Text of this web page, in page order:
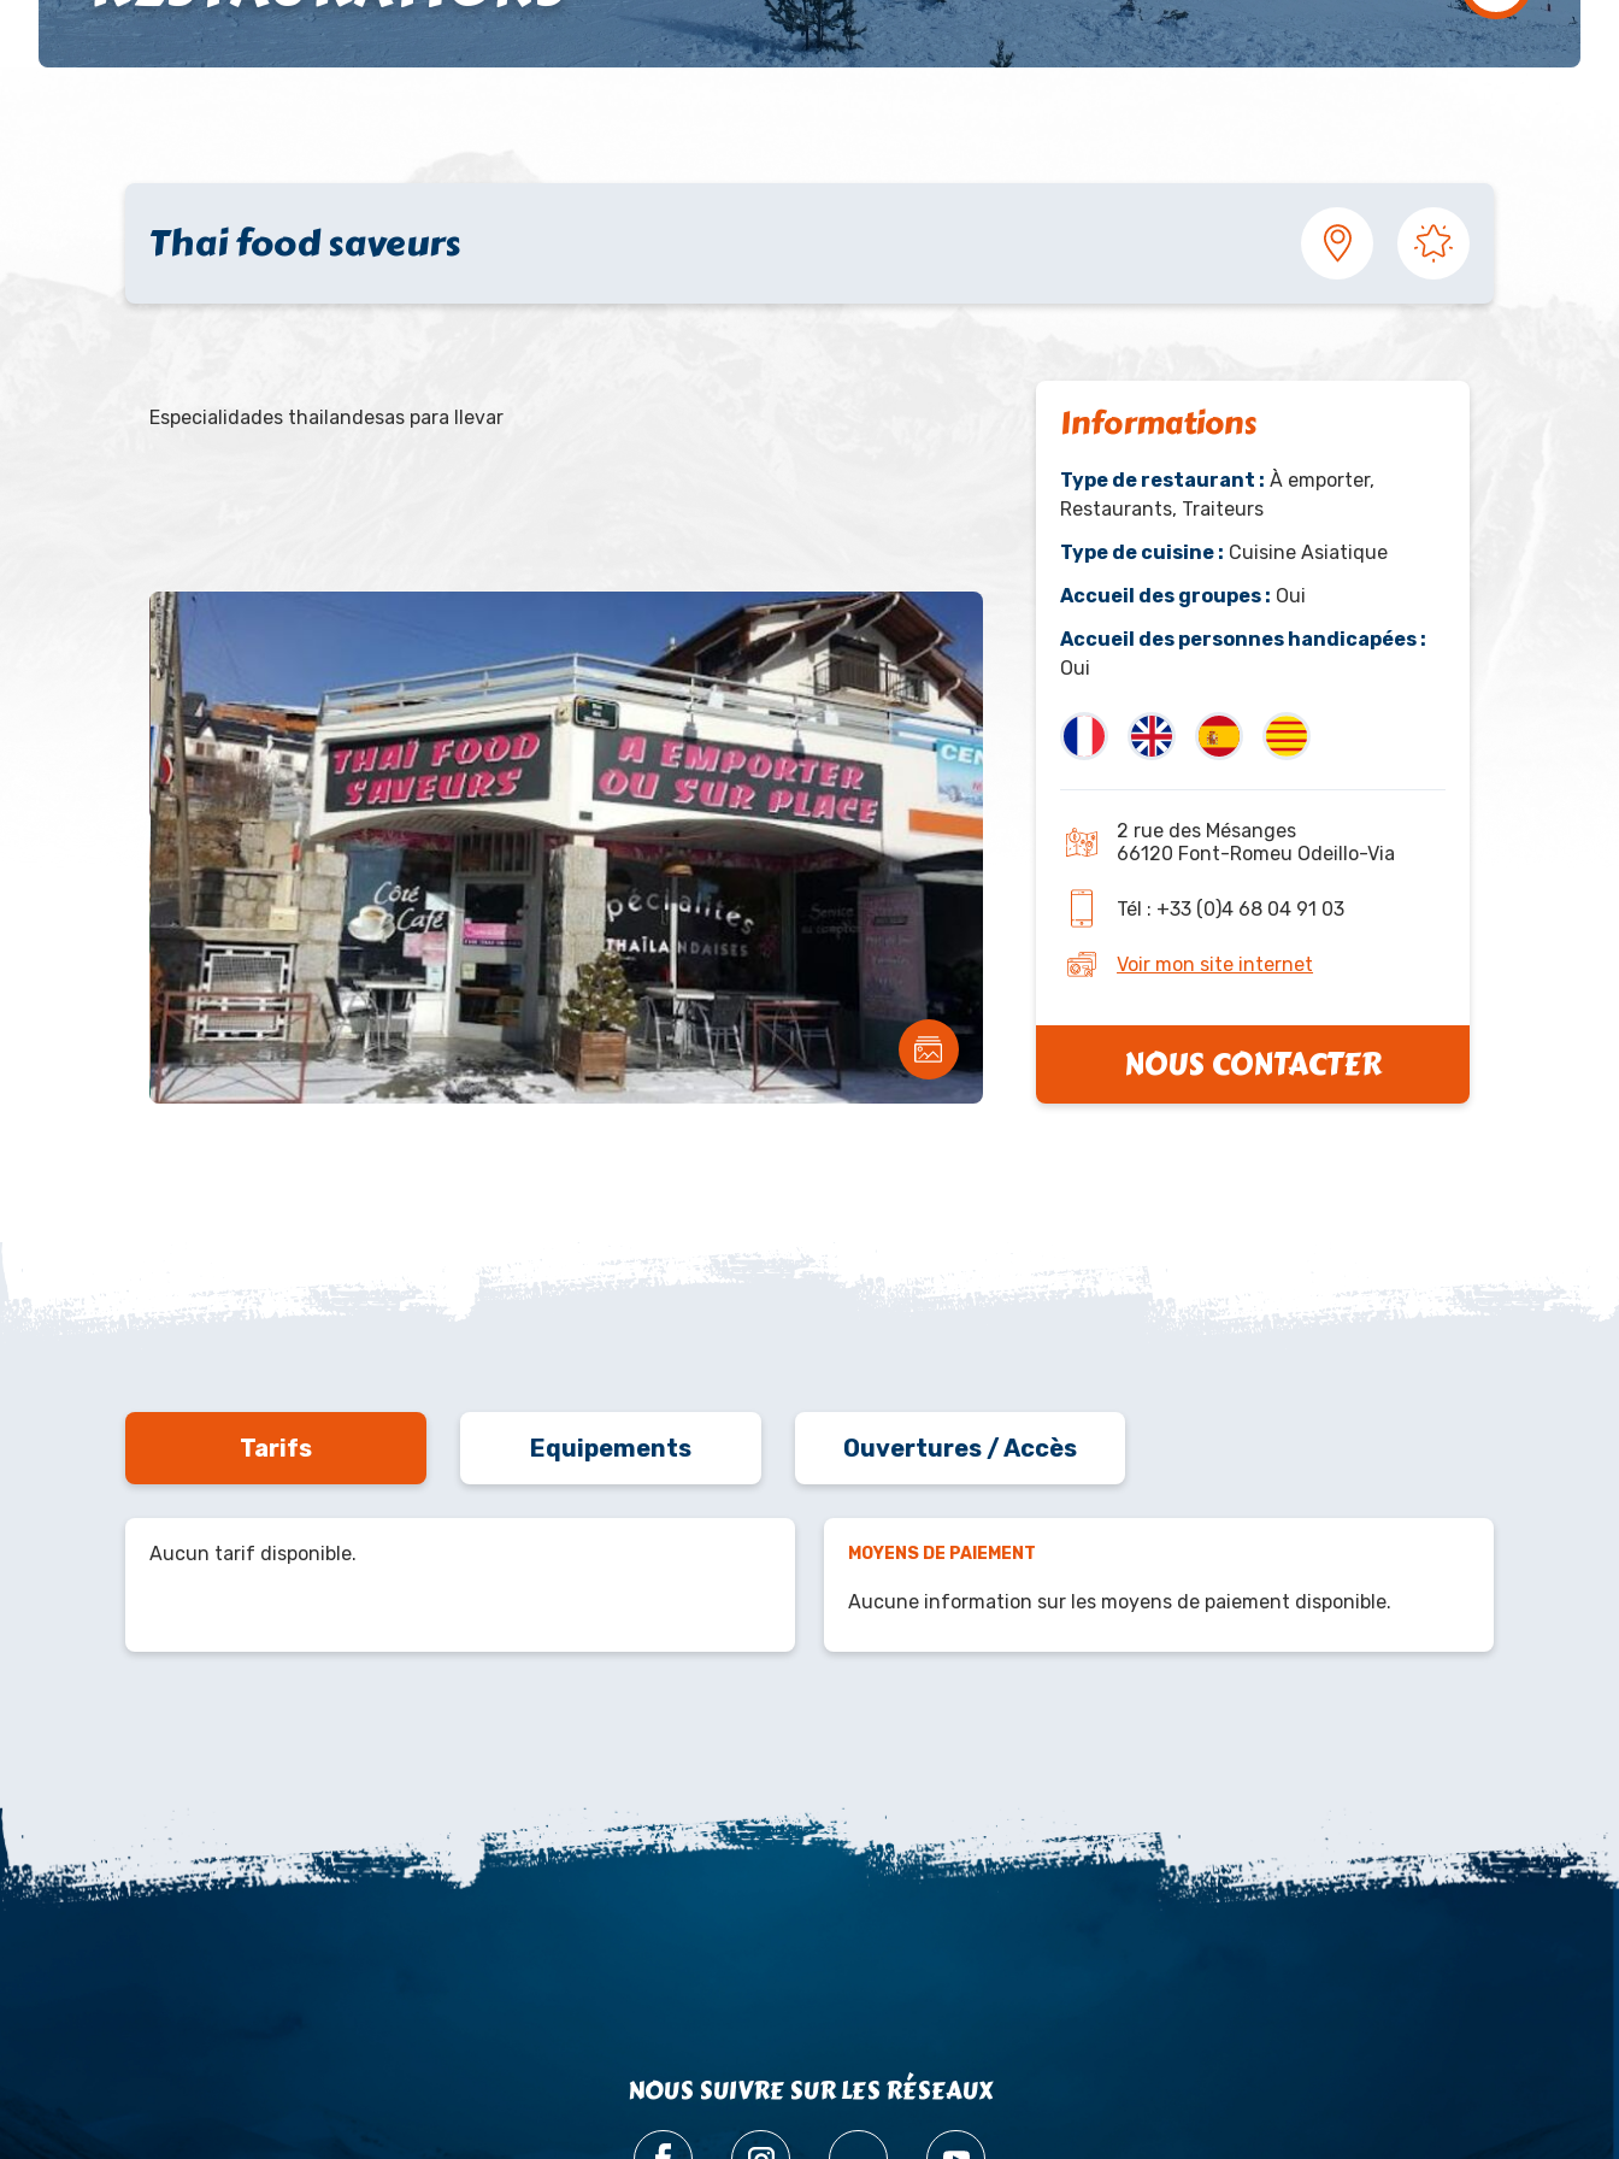
Thai food saveurs
Especialidades thailandesas para llevar Informations
Type de restaurant : À emporter,
Restaurants, Traiteurs
Type de cuisine : Cuisine Asiatique
Accueil des groupes : Oui
Accueil des personnes handicapées :
Oui
2 rue des Mésanges
66120 Font-Romeu Odeillo-Via
Tél : +33 (0)4 68 04 91 03
Voir mon site internet
NOUS CONTACTER
Tarifs Equipements Ouvertures / Accès
Aucun tarif disponible. MOYENS DE PAIEMENT
Aucune information sur les moyens de paiement disponible.
NOUS SUIVRE SUR LES RÉSEAUX